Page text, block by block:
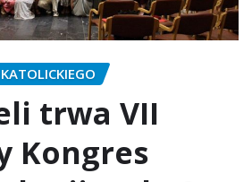
trwa VII
Kongres